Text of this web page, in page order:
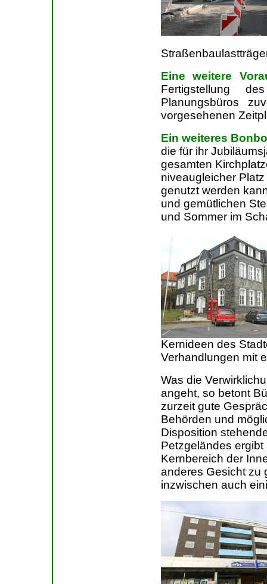
Eine weitere
Fertigstellung
Planungsbüros
vorgesehenen
Ein weiteres
die für ihr
gesamten
niveaugleicher
genutzt werden
und gemütlichen
und Sommer im
Kernideen des
Verhandlungen mit
Was die
angeht, so betont
zurzeit gute
Behörden und
Disposition
Petzgeländes
Kernbereich der
anderes Gesicht zu
inzwischen auch